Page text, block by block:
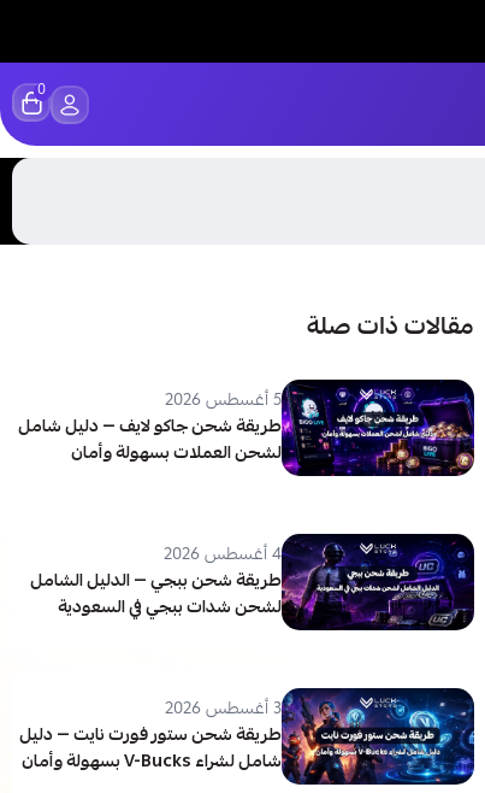
0
مقالات ذات صلة
5 أغسطس 2026
طريقة شحن جاكو لايف — دليل شامل
لشحن العملات بسهولة وأمان
4 أغسطس 2026
طريقة شحن ببجي — الدليل الشامل
لشحن شدات ببجي في السعودية
3 أغسطس 2026
طريقة شحن ستور فورت نايت — دليل
شامل لشراء V-Bucks بسهولة وأمان